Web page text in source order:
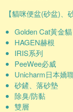
【貓咪便盆(砂盆)、
Golden Cat黃金貓
HAGEN赫根
IRIS系列
PeeWee必威
Unicharm日本嬌
砂鏟、落砂墊
除臭/防黏
雙層